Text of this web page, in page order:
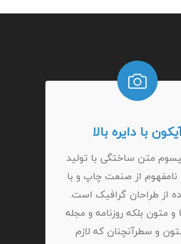
با دایره بالا
متن ساختگی با تولید
از صنعت چاپ و با
از طراحان گرافیک است.
و متون بلکه روزنامه و مجله
و سطرآنچنان که لازم